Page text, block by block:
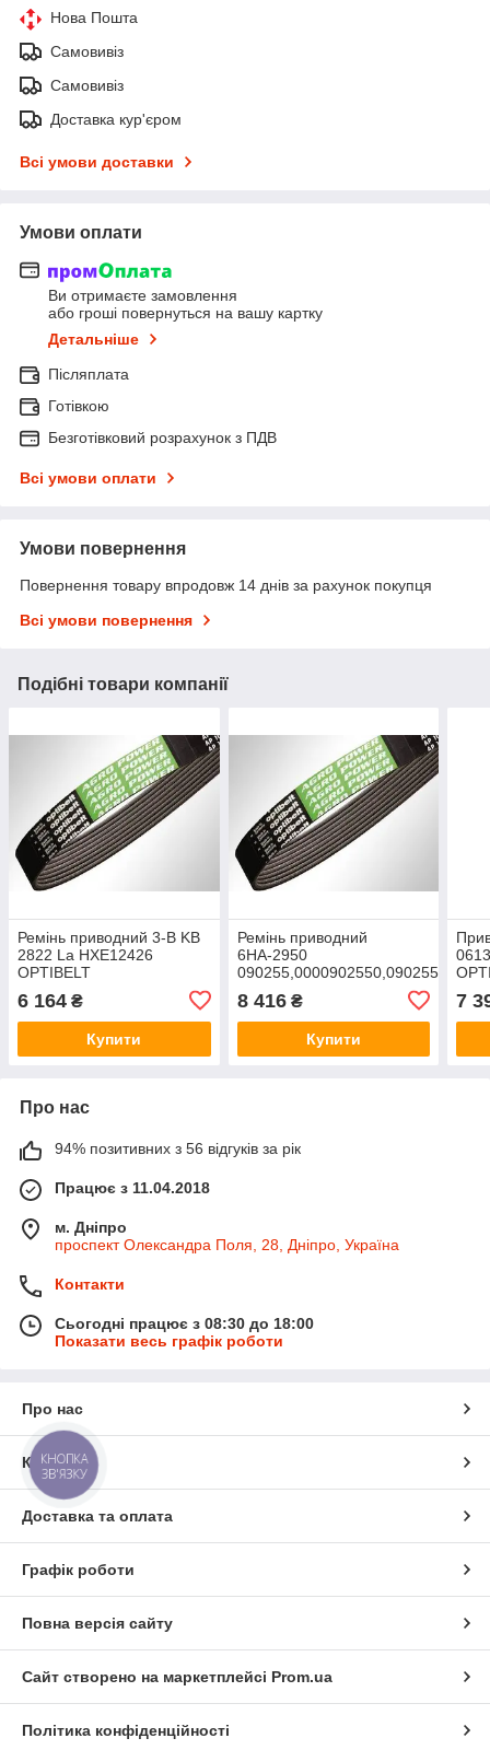
Нова Пошта
Самовивіз
Самовивіз
Доставка кур'єром
Всі умови доставки
Умови оплати
Ви отримаєте замовлення
або гроші повернуться на вашу картку
Детальніше
Післяплата
Готівкою
Безготівковий розрахунок з ПДВ
Всі умови оплати
Умови повернення
Повернення товару впродовж 14 днів за рахунок покупця
Всі умови повернення
Подібні товари компанії
Ремінь приводний 3-B KB
2822 La HXE12426
OPTIBELT
6 164 ₴
Купити
Ремінь приводний
6НА-2950
090255,0000902550,090255.0
8 416₴
Купити
7
Про нас
94% позитивних з 56 відгуків за рік
Працює з 11.04.2018
м. Дніпро
проспект Олександра Поля, 28, Дніпро, Україна
Контакти
Сьогодні працює з 08:30 до 18:00
Показати весь графік роботи
Про нас
Контакти
Доставка та оплата
Графік роботи
Повна версія сайту
Сайт створено на маркетплейсі Prom.ua
Політика конфіденційності
КНОПКА
ЗВ'ЯЗКУ